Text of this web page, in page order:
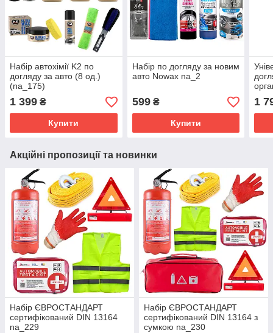
Набір автохімії K2 по
догляду за авто (8 од.)
(na_175)
1 399 ₴
Купити
Набір по догляду за новим
авто Nowax na_2
599₴
Купити
1
Акційні пропозиції та новинки
Набір ЄВРОСТАНДАРТ
сертифікований DIN 13164
na_229
Набір ЄВРОСТАНДАРТ
сертифікований DIN 13164 з
сумкою na_230